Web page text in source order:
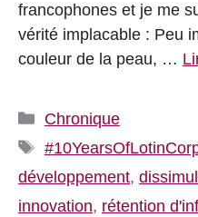
francophones et je me
vérité implacable : Peu
couleur de la peau, …
Catégories
Chronique
Étiquettes
développement,
innovation, rétention